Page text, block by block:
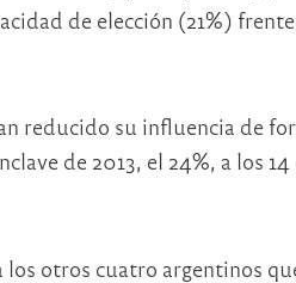
de elección (21%)
reducido su influencia de
de 2013, el 24%, a los
los otros cuatro argentinos